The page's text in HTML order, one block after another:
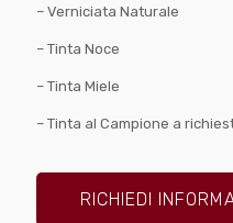
– Verniciata Naturale
– Tinta Noce
– Tinta Miele
– Tinta al Campione a
RICHIEDI